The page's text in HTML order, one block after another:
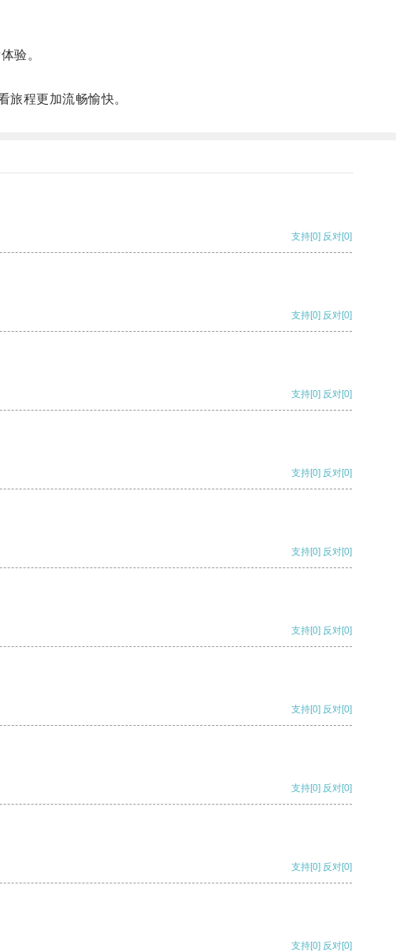
验。
程更加流畅愉快。
支持[0] 反对[0]
支持[0] 反对[0]
支持[0] 反对[0]
支持[0] 反对[0]
支持[0] 反对[0]
支持[0] 反对[0]
支持[0] 反对[0]
支持[0] 反对[0]
支持[0] 反对[0]
支持[0] 反对[0]